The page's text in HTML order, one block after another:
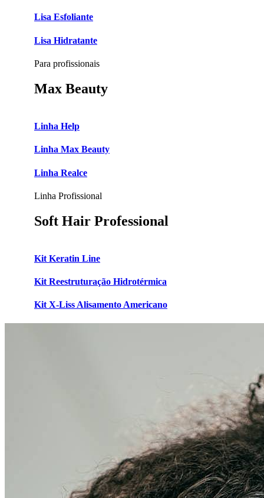
Lisa Esfoliante
Lisa Hidratante
Para profissionais
Max Beauty
Linha Help
Linha Max Beauty
Linha Realce
Linha Profissional
Soft Hair Professional
Kit Keratin Line
Kit Reestruturação Hidrotérmica
Kit X-Liss Alisamento Americano